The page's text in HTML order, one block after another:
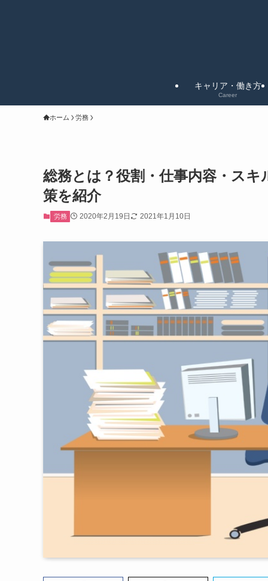
キャリア・働き方
Career
ホーム 労務
総務とは？役割・仕事内容・ス
策を紹介
労務 2020年2月19日 2021年1月10日